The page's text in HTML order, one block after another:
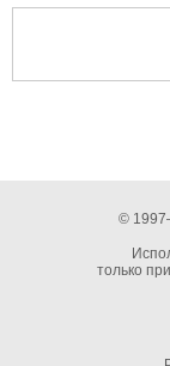
©
только